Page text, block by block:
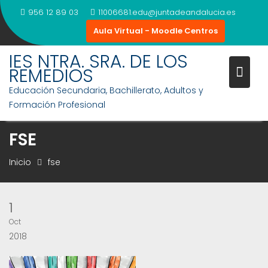
Saltar
al
contenido
956 12 89 03
11006681.edu@juntadeandalucia.es
Aula Virtual - Moodle Centros
IES NTRA. SRA. DE LOS
REMEDIOS
Educación Secundaria, Bachillerato, Adultos y
Formación Profesional
FSE
Inicio fse
1
Oct
2018